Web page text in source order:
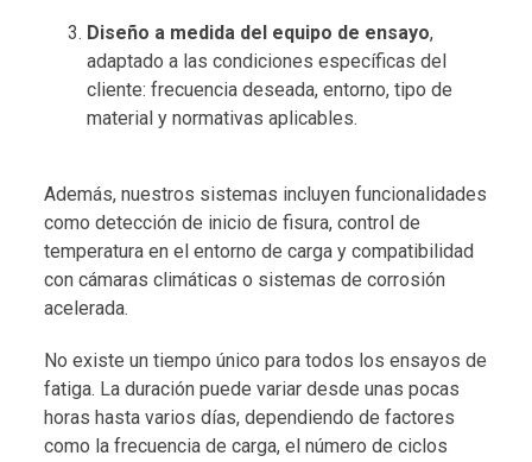
Diseño a medida del equipo de ensayo,
adaptado a las condiciones específicas del
cliente: frecuencia deseada, entorno, tipo de
material y normativas aplicables.
Además, nuestros sistemas incluyen funcionalidades
como detección de inicio de fisura, control de
temperatura en el entorno de carga y compatibilidad
con cámaras climáticas o sistemas de corrosión
acelerada.
No existe un tiempo único para todos los ensayos de
fatiga. La duración puede variar desde unas pocas
horas hasta varios días, dependiendo de factores
como la frecuencia de carga, el número de ciclos